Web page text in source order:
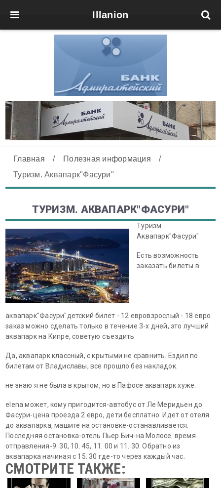
Illanion
Главная / Полезная информация
/
Туризм. Аквапарк"Фасури"
ТУРИЗМ. АКВАПАРК"ФАСУРИ"
Туризм.
Аквапарк"Фасури"
Есть возможность
заказать билеты в
аквапарк"Фасури"детский билет - 12 евровзрослый - 18 евро
заказ можно сделать только в течение 3-х дней, это лучший
аквапарк на Кипре, советую съездить
Да, аквапарк классный, с крытыми не сравнить. Ездил по
билетам от Владиславы, все прошло без накладок.
не знаю я не была в крытом, но в Пафосе аквапарк хуже.
elena может, кому пригодится-автобус от Ле Меридьен до
Фасури-цена проезда 2 евро, дети бесплатно. Идет от отеля
до аквапарка, машите на остановке-останавливается.
Последняя остановка-отель Пьер Бич-на Молосе. время
отправления-9. 30, 10. 45, 11. 00 и 11. 30. Обратно из
аквапарка начиная с 15. 30 где-то через каждый час.
СМОТРИТЕ ТАКЖЕ: